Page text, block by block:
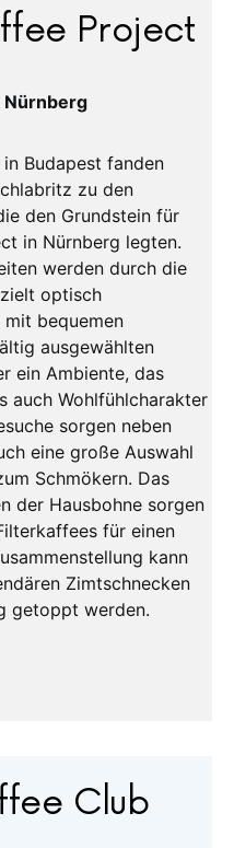
Project
Budapest fanden
zu den
den Grundstein für
in Nürnberg legten.
werden durch die
optisch
bequemen
ausgewählten
ein Ambiente, das
auch Wohlfühlcharakter
sorgen neben
eine große Auswahl
Schmökern. Das
der Hausbohne sorgen
für einen
kann
Zimtschnecken
getoppt werden.
Club